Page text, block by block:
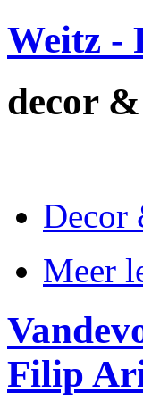
Weitz -
decor
Decor
Meer
Filip